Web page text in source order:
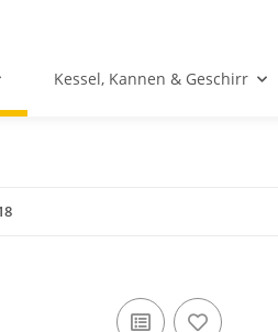
Kessel, Kannen & Geschirr